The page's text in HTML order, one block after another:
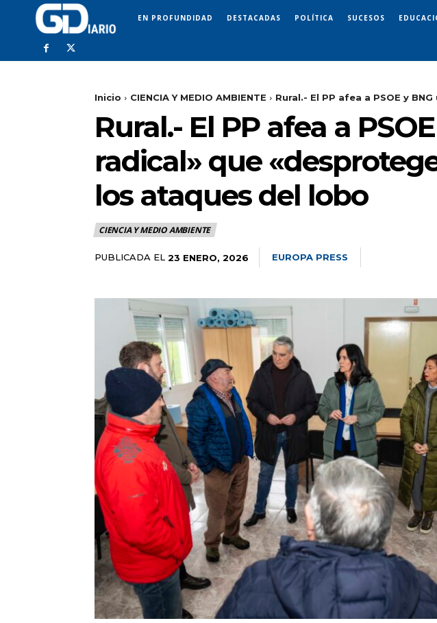
EN PROFUNDIDAD DESTACADAS POLÍTICA SUCESOS
Inicio CIENCIA Y MEDIO AMBIENTE Rural.- El PP afea a PSOE y
Rural.- El PP afea a
radical» que
los ataques del lobo
CIENCIA Y MEDIO AMBIENTE
PUBLICADA EL 23 ENERO, 2026 EUROPA PRESS